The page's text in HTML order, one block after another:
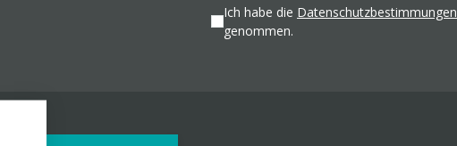
Ich habe die Datenschutzbestimmungen
genommen.